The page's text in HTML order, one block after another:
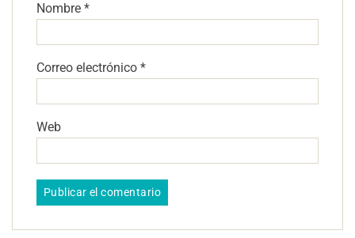
Nombre *
Correo electrónico *
Web